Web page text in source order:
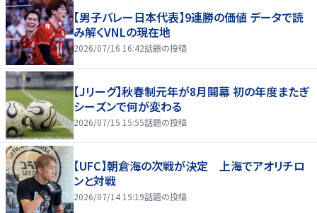
【男子バレー日本代表】9連勝の価値 データで読
み解くVNLの現在地
2026/07/16 16:42話題の投稿
【Jリーグ】秋春制元年が8月開幕 初の年度またぎ
シーズンで何が変わる
2026/07/15 15:55話題の投稿
【UFC】朝倉海の次戦が決定 上海でアオリチロ
ンと対戦
2026/07/14 15:19話題の投稿